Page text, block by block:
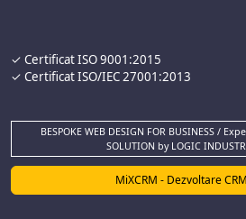
✓ Certificat ISO 9001:2015
✓ Certificat ISO/IEC 27001:2013
BESPOKE WEB DESIGN FOR BUSINESS /
SOLUTION by LOGIC
MiXCRM - Dezvoltare